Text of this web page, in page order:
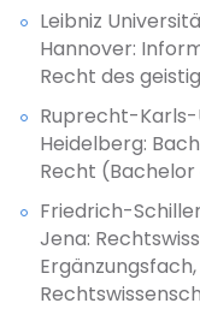
Leibniz
Hannover:
Recht des
Ruprecht-
Heidelberg:
Recht
Friedrich-
Jena: